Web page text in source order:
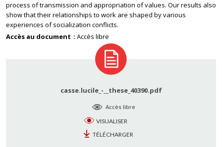
process of transmission and appropriation of values. Our results also
show that their relationships to work are shaped by various
experiences of socialization conflicts.
Accès au document
Accès libre
casse.lucile_-__these_40390.pdf
Accès libre
VISUALISER
TÉLÉCHARGER